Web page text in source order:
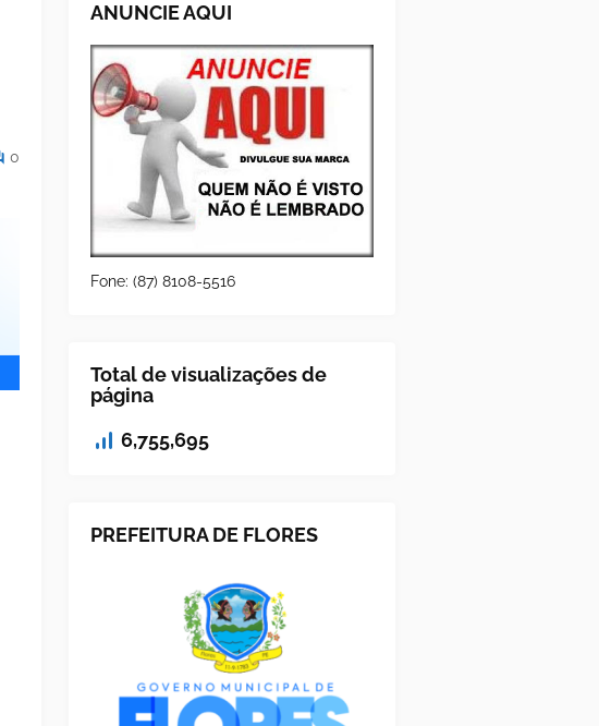
0
ANUNCIE AQUI
Fone: (87) 8108-5516
Total de visualizações de
página
6,755,695
PREFEITURA DE FLORES